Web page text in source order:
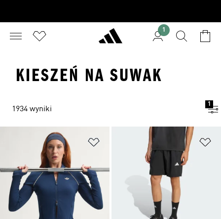
1
KIESZEŃ NA SUWAK
1934 wyniki
1
Dodaj do listy życzeń